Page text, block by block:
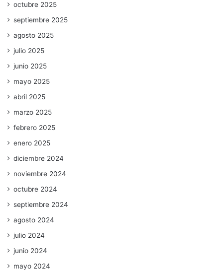
octubre 2025
septiembre 2025
agosto 2025
julio 2025
junio 2025
mayo 2025
abril 2025
marzo 2025
febrero 2025
enero 2025
diciembre 2024
noviembre 2024
octubre 2024
septiembre 2024
agosto 2024
julio 2024
junio 2024
mayo 2024